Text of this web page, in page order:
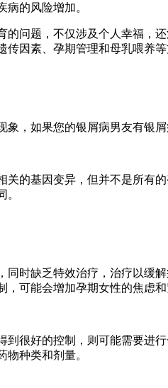
病的风险增加。
的问题，不仅涉及个人幸福，
传因素、孕期管理和母乳喂养等
象，如果您的银屑病男友有银
关的基因变异，但并不是所有
。
同时缺乏特效治疗，治疗以缓
，可能会增加孕期女性的焦虑
到很好的控制，则可能需要进
物种类和剂量。